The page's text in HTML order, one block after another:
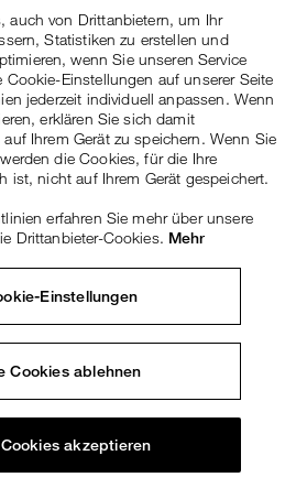
auch von Drittanbietern, um Ihr
Statistiken zu erstellen und
wenn Sie unseren Service
Einstellungen auf unserer Seite
jederzeit individuell anpassen. Wenn
erklären Sie sich damit
Ihrem Gerät zu speichern. Wenn Sie
die Cookies, für die Ihre
ist, nicht auf Ihrem Gerät gespeichert.
erfahren Sie mehr über unsere
Drittanbieter-Cookies. Mehr
Einstellungen
Cookies ablehnen
akzeptieren